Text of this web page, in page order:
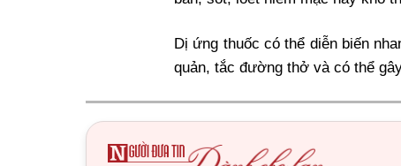
Dị ứng thuốc có thể diễn biến
quản, tắc đường thở và có thể